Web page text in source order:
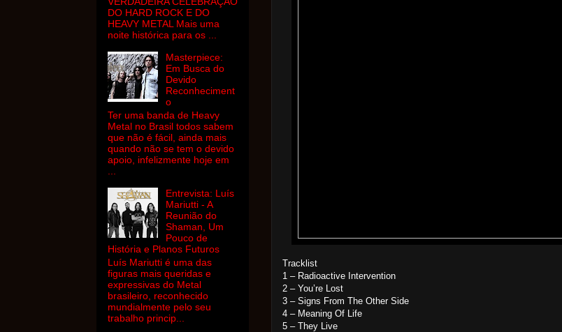
Tracklist
1 – Radioactive Intervention
2 – You’re Lost
3 – Signs From The Other Side
4 – Meaning Of Life
5 – They Live
DO HARD ROCK E DO
HEAVY METAL Mais uma
noite histórica para os ...
Masterpiece:
Em Busca do
Devido
Reconheciment
o
Ter uma banda de Heavy
Metal no Brasil todos sabem
que não é fácil, ainda mais
quando não se tem o devido
apoio, infelizmente hoje em
Entrevista: Luís
Mariutti - A
Reunião do
Shaman, Um
Pouco de
História e Planos Futuros
Luís Mariutti é uma das
figuras mais queridas e
expressivas do Metal
brasileiro, reconhecido
mundialmente pelo seu
trabalho princip...